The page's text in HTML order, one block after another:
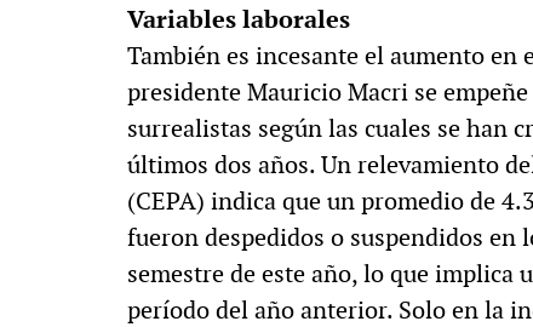
Variables laborales
También es incesante el aumento en
presidente Mauricio Macri se
surrealistas según las cuales se han
últimos dos años. Un relevamiento
(CEPA) indica que un promedio de
fueron despedidos o suspendidos
semestre de este año, lo que implica
período del año anterior. Solo en la